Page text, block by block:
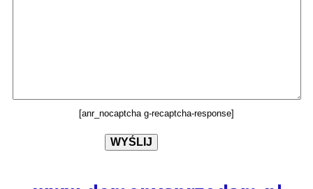
[anr_nocaptcha g-recaptcha-response]